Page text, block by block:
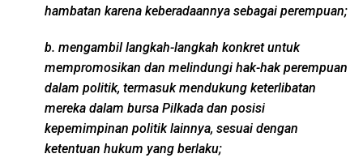
hambatan karena keberadaannya sebagai perempuan;
b. mengambil langkah-langkah konkret untuk
mempromosikan dan melindungi hak-hak perempuan
dalam politik, termasuk mendukung keterlibatan
mereka dalam bursa Pilkada dan posisi
kepemimpinan politik lainnya, sesuai dengan
ketentuan hukum yang berlaku;